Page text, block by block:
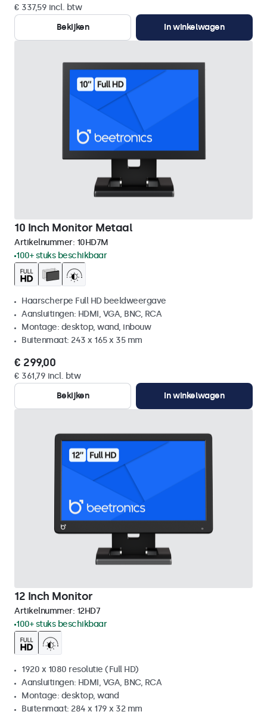
€ 337,59 incl. btw
Bekijken
In winkelwagen
10 Inch Monitor Metaal
Artikelnummer: 10HD7M
100+ stuks beschikbaar
Haarscherpe Full HD beeldweergave
Aansluitingen: HDMI, VGA, BNC, RCA
Montage: desktop, wand, inbouw
Buitenmaat: 243 x 165 x 35 mm
€ 299,00
€ 361,79 incl. btw
Bekijken
In winkelwagen
12 Inch Monitor
Artikelnummer: 12HD7
100+ stuks beschikbaar
1920 x 1080 resolutie (Full HD)
Aansluitingen: HDMI, VGA, BNC, RCA
Montage: desktop, wand
Buitenmaat: 284 x 179 x 32 mm